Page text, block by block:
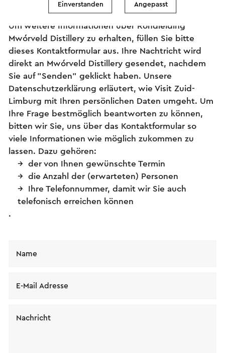
Stellen Sie Ihre Frage an Mwórveld Distillery
Um weitere Informationen über Rondleiding
Mwórveld Distillery zu erhalten, füllen Sie bitte
dieses Kontaktformular aus. Ihre Nachtricht wird
direkt an Mwórveld Distillery gesendet, nachdem
Sie auf "Senden" geklickt haben. Unsere
Datenschutzerklärung erläutert, wie Visit Zuid-
Limburg mit Ihren persönlichen Daten umgeht. Um
Ihre Frage bestmöglich beantworten zu können,
bitten wir Sie, uns über das Kontaktformular so
viele Informationen wie möglich zukommen zu
lassen. Dazu gehören:
der von Ihnen gewünschte Termin
die Anzahl der (erwarteten) Personen
Ihre Telefonnummer, damit wir Sie auch
telefonisch erreichen können
.
Name
E-Mail Adresse
Nachricht
Einverstanden Angepasst